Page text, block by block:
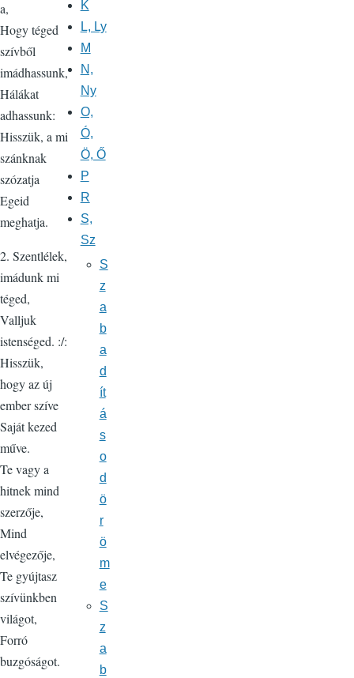
a,
Hogy téged
szívből
imádhassunk,
Hálákat
adhassunk:
Hisszük, a mi
szánknak
szózatja
Egeid
meghatja.
2. Szentlélek,
imádunk mi
téged,
Valljuk
istenséged. :/:
Hisszük,
hogy az új
ember szíve
Saját kezed
műve.
Te vagy a
hitnek mind
szerzője,
Mind
elvégezője,
Te gyújtasz
szívünkben
világot,
Forró
buzgóságot.
K
L, Ly
M
N,
Ny
O,
Ó,
Ö, Ő
P
R
S,
Sz
S
z
a
b
a
d
ít
á
s
o
d
ö
r
ö
m
e
S
z
a
b